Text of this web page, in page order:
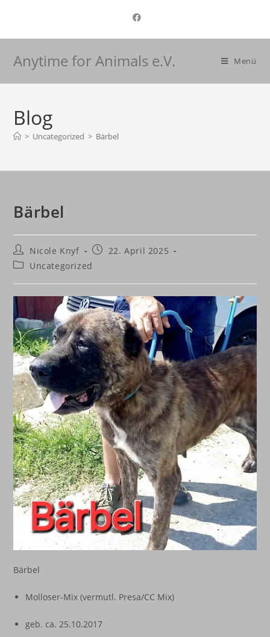
Anytime for Animals e.V. Menü
Blog
> Uncategorized > Bärbel
Bärbel
Nicole Knyf
22. April 2025
Uncategorized
Bärbel
Molloser-Mix (vermutl. Presa/CC Mix)
geb. ca. 25.10.2017